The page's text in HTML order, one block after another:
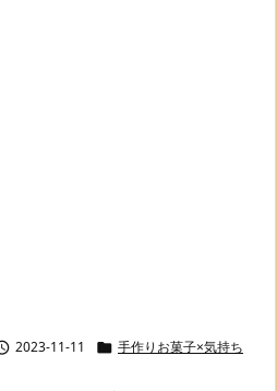
2023-11-11  手作りお菓子×気持ち